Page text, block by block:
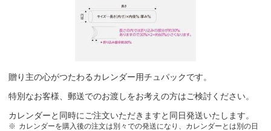
贈り主の心がつたわるカレンダー用チュパックです。
特別なお客様、郵送でのお渡しをお考えの方はご検討ください。
カレンダーと同時にご注文いただきますと同日発送いたします。
カレンダーを購入後の注文は別々での発送になり、カレンダーとは別の日